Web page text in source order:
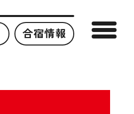
合宿情報